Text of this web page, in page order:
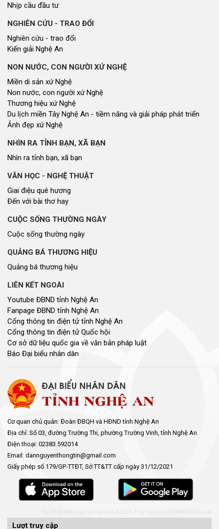
Nhịp cầu đầu tư
NGHIÊN CỨU - TRAO ĐỔI
Nghiên cứu - trao đổi
Kiến giải Nghệ An
NON NƯỚC, CON NGƯỜI XỨ NGHỆ
Miền di sản xứ Nghệ
Non nước, con người xứ Nghệ
Thương hiệu xứ Nghệ
Du lịch miền Tây Nghệ An - tiềm năng và giải pháp phát triển
Ảnh đẹp xứ Nghệ
NHÌN RA TỈNH BẠN, XÃ BẠN
Nhìn ra tỉnh bạn, xã bạn
VĂN HỌC - NGHỆ THUẬT
Giai điệu quê hương
Đến với bài thơ hay
CUỘC SỐNG THƯỜNG NGÀY
Cuộc sống thường ngày
QUẢNG BÁ THƯƠNG HIỆU
Quảng bá thương hiệu
LIÊN KẾT NGOÀI
Youtube ĐBND tỉnh Nghệ An
Fanpage ĐBND tỉnh Nghệ An
Cổng thông tin điện tử tỉnh Nghệ An
Cổng thông tin điện tử Quốc hội
Cơ sở dữ liệu quốc gia về văn bản pháp luật
Báo Đại biểu nhân dân
Cơ quan chủ quản: Đoàn ĐBQH và HĐND tỉnh Nghệ An
Địa chỉ: Số 03, đường Trường Thi, phường Trường Vinh, tỉnh Nghệ An
Điện thoại: 02383.592014
Email: dannguyenthongtin@gmail.com
Giấy phép số 179/GP-TTĐT, Sở TT&TT cấp ngày 31/12/2021
Hội đồng nhân dân tỉnh Nghệ An © 2021. Phát triển bởi
Lượt truy cập